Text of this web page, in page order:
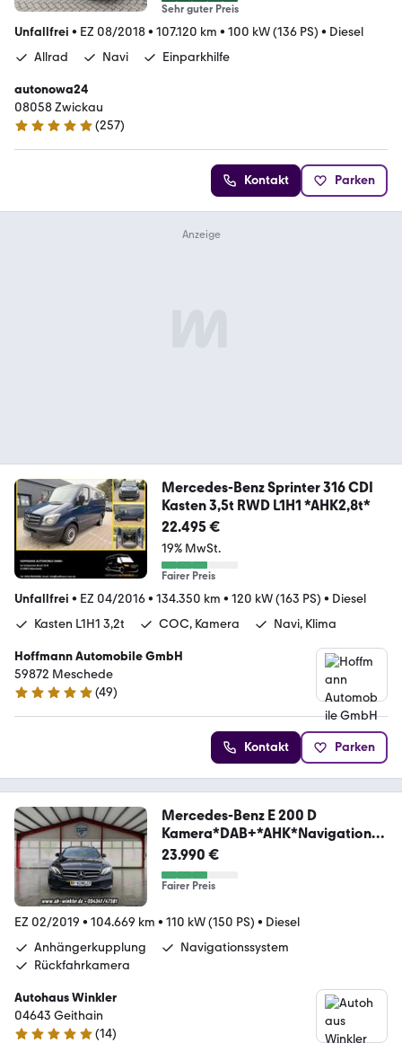
Sehr guter Preis
Unfallfrei • EZ 08/2018• 107.120 km • 100 kW (136 PS) • Diesel
Allrad
Navi Einparkhilfe
autonowa24
08058 Zwickau
4.8 Sterne
(257)
Kontakt Parken
Mercedes-Benz Sprinter 316 CDI
Kasten 3,5t RWD L1H1 *AHK2,8t*
22.495 €
19% MwSt.
Fairer Preis
Unfallfrei • EZ 04/2016• 134.350 km • 120 kW (163 PS) • Diesel
Kasten L1H1 3,2t
COC, Kamera Navi, Klima
Hoffmann Automobile GmbH
59872 Meschede
4.9 Sterne
(49)
Kontakt Parken
Mercedes-Benz E 200 D
Kamera*DAB+*AHK*Navigation*L
eder
23.990 €
Fairer Preis
EZ 02/2019 • 104.669 km • 110 kW (150 PS) • Diesel
Anhängerkupplung
Navigationssystem
Rückfahrkamera
Autohaus Winkler
04643 Geithain
5 Sterne
(14)